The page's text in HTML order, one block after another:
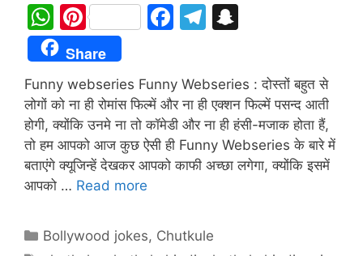
W
h
at
s
A
p
p
Pi
nt
er
e
st
F
e
b
o
o
T
gr
a
m
p
c
h
at
Share
Funny webseries Funny Webseries : दोस्तों बहुत से
लोगों को ना ही रोमांस फिल्में और ना ही एक्शन फिल्में पसन्द आती
होगी, क्योंकि उनमे ना तो कॉमेडी और ना ही हंसी-मजाक होता हैं,
तो हम आपको आज कुछ ऐसी ही Funny Webseries के बारे में
बताएंगे क्यूजिन्हें देखकर आपको काफी अच्छा लगेगा, क्योंकि इसमें
आपको … Read more
Categories
Bollywood jokes, Chutkule